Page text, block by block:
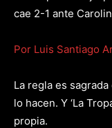
cae 2-1 ante
Por Luis Santiago
La regla es
lo hacen. Y ‘La
propia.